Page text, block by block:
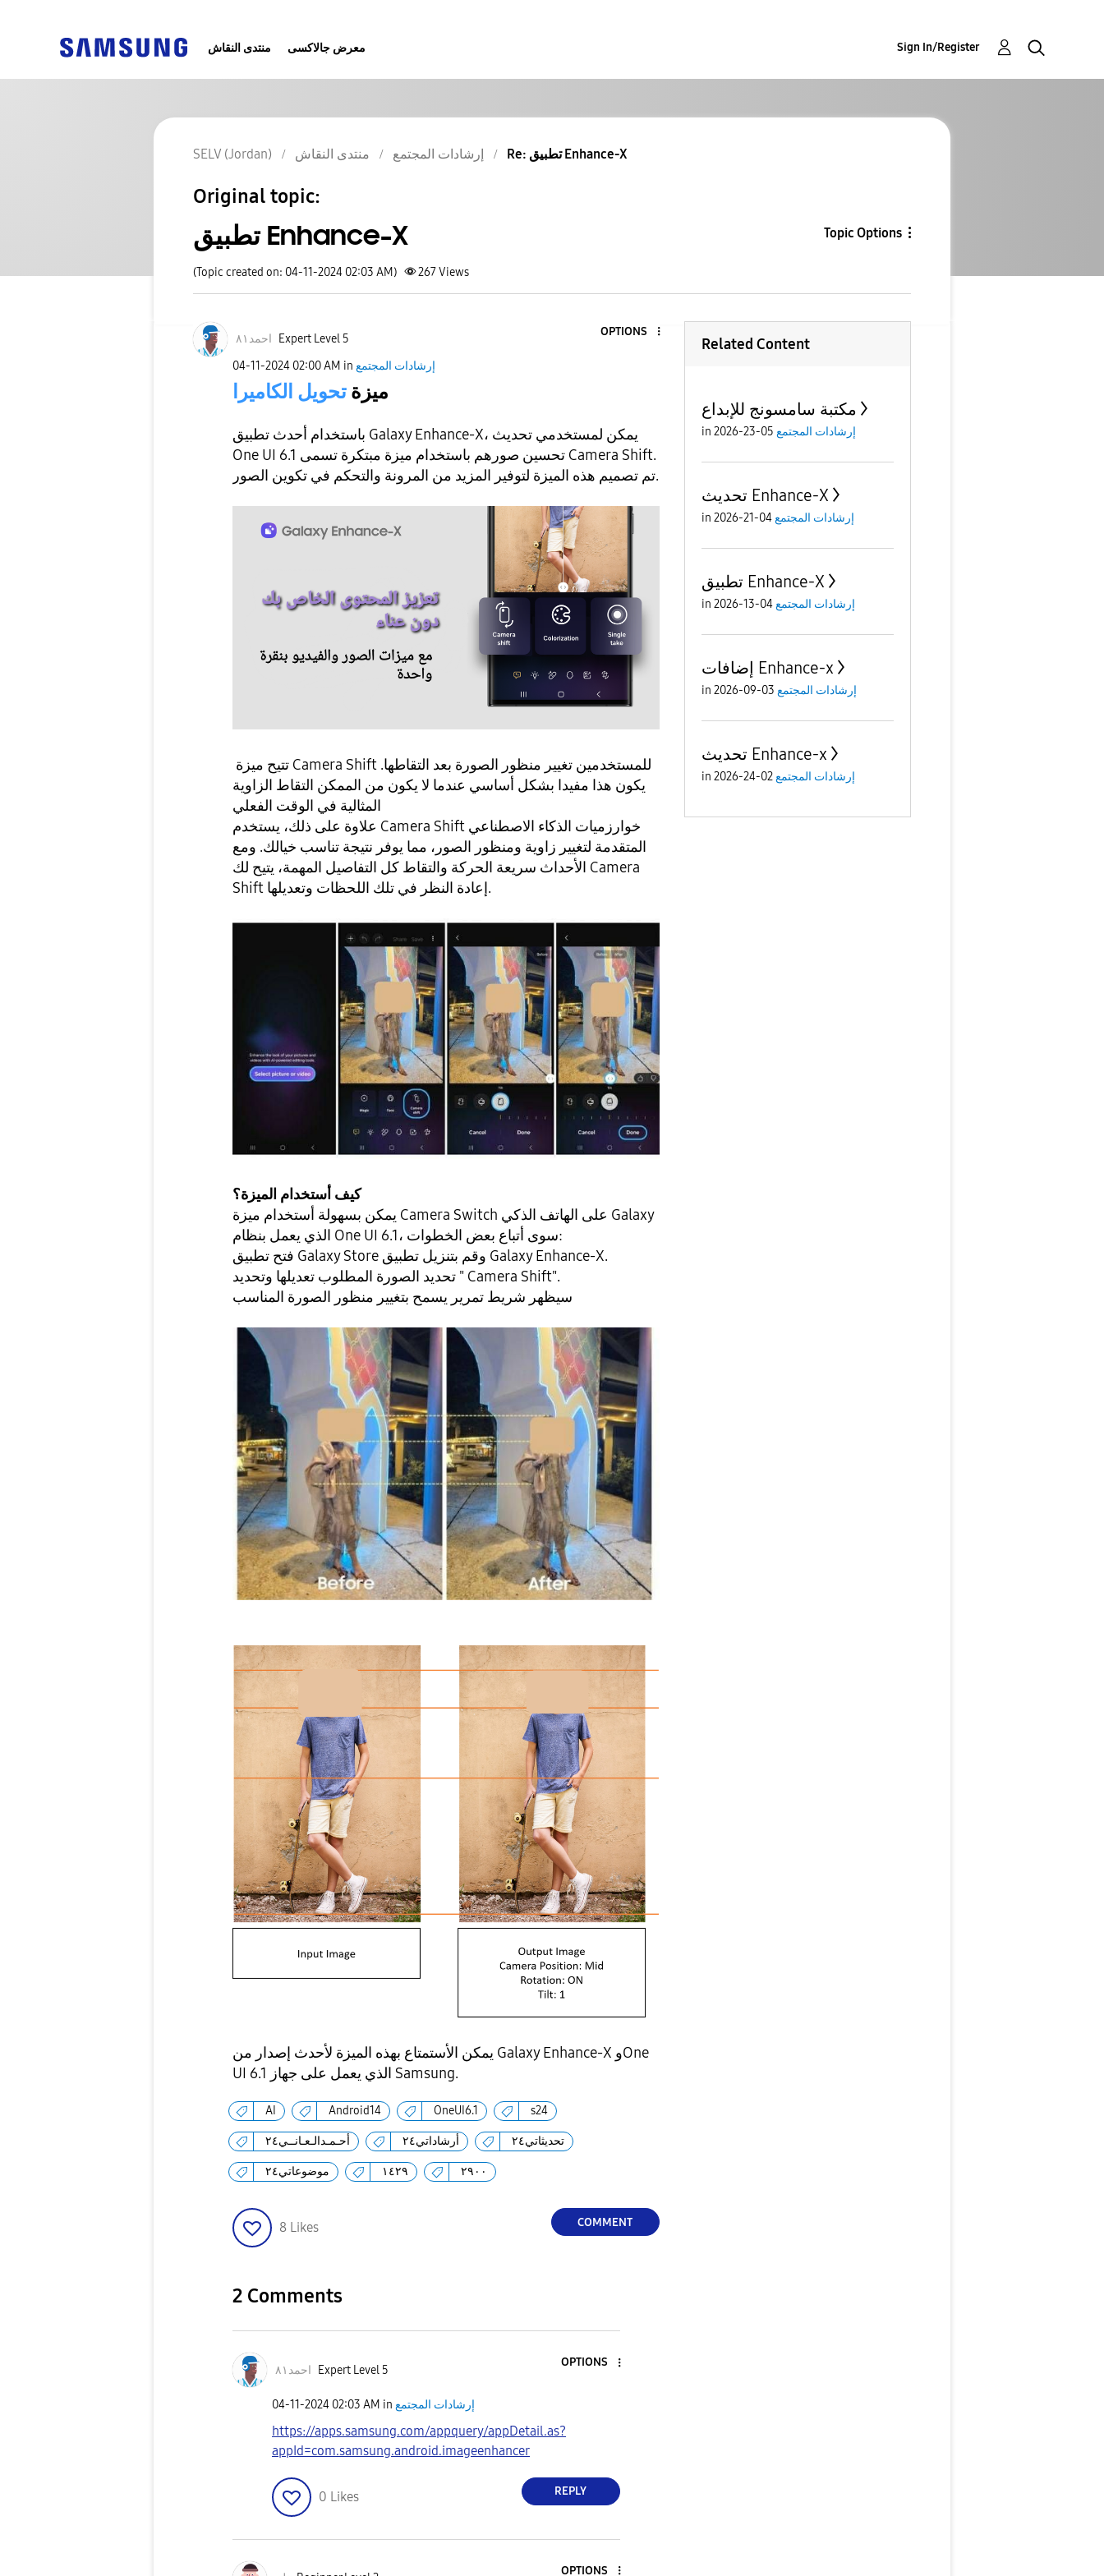
منتدى النقاش معرض جالاكسى Sign In/Register
SELV (Jordan) منتدى النقاش إرشادات المجتمع Re: تطبيق Enhance-X
Original topic:
تطبيق Enhance-X Topic Options
(Topic created on: 04-11-2024 02:03 AM) 267Views
احمد٨١ Expert Level 5
OPTIONS
‎04-11-2024 02:00 AM in إرشادات المجتمع
ميزة تحويل الكاميرا
باستخدام أحدث تطبيق Galaxy Enhance-X، يمكن لمستخدمي تحديث
One UI 6.1 تحسين صورهم باستخدام ميزة مبتكرة تسمى Camera Shift.
تم تصميم هذه الميزة لتوفير المزيد من المرونة والتحكم في تكوين الصور.
يكون هذا مفيدا بشكل أساسي عندما لا يكون من الممكن التقاط الزاوية
المثالية في الوقت الفعلي
علاوة على ذلك، يستخدم Camera Shift خوارزميات الذكاء الاصطناعي
المتقدمة لتغيير زاوية ومنظور الصور، مما يوفر نتيجة تناسب خيالك. ومع
الأحداث سريعة الحركة والتقاط كل التفاصيل المهمة، يتيح لك Camera
Shift إعادة النظر في تلك اللحظات وتعديلها.
كيف أستخدام الميزة؟
يمكن بسهولة أستخدام ميزة Camera Switch على الهاتف الذكي Galaxy
الذي يعمل بنظام One UI 6.1، سوى أتباع بعض الخطوات:
فتح تطبيق Galaxy Store وقم بتنزيل تطبيق Galaxy Enhance-X.
تحديد الصورة المطلوب تعديلها وتحديد " Camera Shift".
سيظهر شريط تمرير يسمح بتغيير منظور الصورة المناسب
يمكن الأستمتاع بهذه الميزة لأحدث إصدار من Galaxy Enhance-X وOne
UI 6.1 الذي يعمل على جهاز Samsung.
AI Android14 OneUI6.1 s24
أحـمـدالـعـانــي٢٤ أرشاداتي٢٤ تحديثاتي٢٤
موضوعاتي٢٤ ١٤٢٩ ٢٩٠٠
8 Likes COMMENT
2 Comments
احمد٨١ Expert Level 5
OPTIONS
‎04-11-2024 02:03 AM in إرشادات المجتمع
https://apps.samsung.com/appquery/appDetail.as?
appId=com.samsung.android.imageenhancer
0 Likes REPLY
OPTIONS
Related Content
مكتبة سامسونج للإبداع
in إرشادات المجتمع 05-23-2026
تحديث Enhance-X
in إرشادات المجتمع04-21-2026
تطبيق Enhance-X
in إرشادات المجتمع04-13-2026
إضافات Enhance-x
in إرشادات المجتمع 03-09-2026
تحديث Enhance-x
in إرشادات المجتمع02-24-2026